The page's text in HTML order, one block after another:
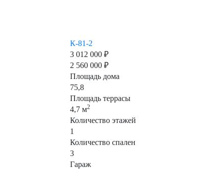
К-81-2
3 012 000 ₽
2 560 000 ₽
Площадь дома
75,8
Площадь террасы
4,7 м2
Количество этажей
1
Количество спален
3
Гараж